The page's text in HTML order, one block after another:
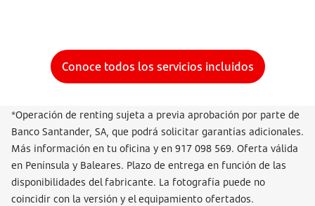
Conoce todos los servicios incluidos
*Operación de renting sujeta a previa aprobación por parte de
Banco Santander, SA, que podrá solicitar garantías adicionales.
Más información en tu oficina y en 917 098 569. Oferta válida
en Península y Baleares. Plazo de entrega en función de las
disponibilidades del fabricante. La fotografía puede no
coincidir con la versión y el equipamiento ofertados.